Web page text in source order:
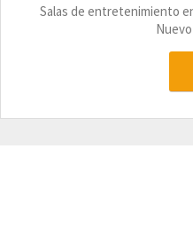
Salas de entretenimiento